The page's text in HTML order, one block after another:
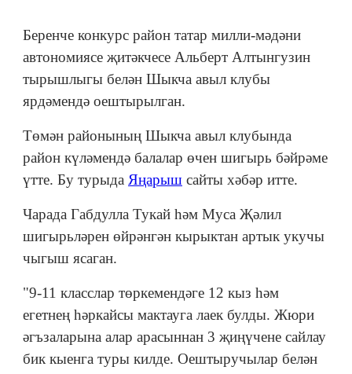
Беренче конкурс район татар милли-мәдәни
автономиясе җитәкчесе Альберт Алтынгузин
тырышлыгы белән Шыкча авыл клубы
ярдәмендә оештырылган.
Төмән районының Шыкча авыл клубында
район күләмендә балалар өчен шигырь бәйрәме
үтте. Бу турыда Яңарыш сайты хәбәр итте.
Чарада Габдулла Тукай һәм Муса Җәлил
шигырьләрен өйрәнгән кырыктан артык укучы
чыгыш ясаган.
"9-11 класслар төркемендәге 12 кыз һәм
егетнең һәркайсы мактауга лаек булды. Жюри
әгъзаларына алар арасыннан 3 җиңүчене сайлау
бик кыенга туры килде. Оештыручылар белән